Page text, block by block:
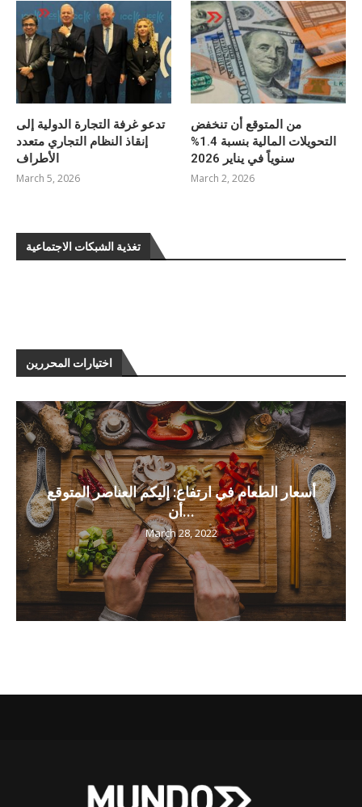
تدعو غرفة التجارة الدولية إلى
إنقاذ النظام التجاري متعدد
الأطراف
March 5, 2026
من المتوقع أن تنخفض
التحويلات المالية بنسبة 1.4%
سنوياً في يناير 2026
March 2, 2026
تغذية الشبكات الاجتماعية
اختيارات المحررين
أسعار الطعام في ارتفاع: إليكم العناصر المتوقع
أن...
March 28, 2022